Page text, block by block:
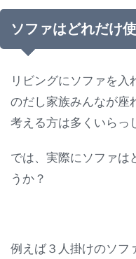
ソファはどれだけ
リビングにソファを入
のだし家族みんなが座
考える方は多くいらっ
では、実際にソファは
うか？
例えば３人掛けのソフ